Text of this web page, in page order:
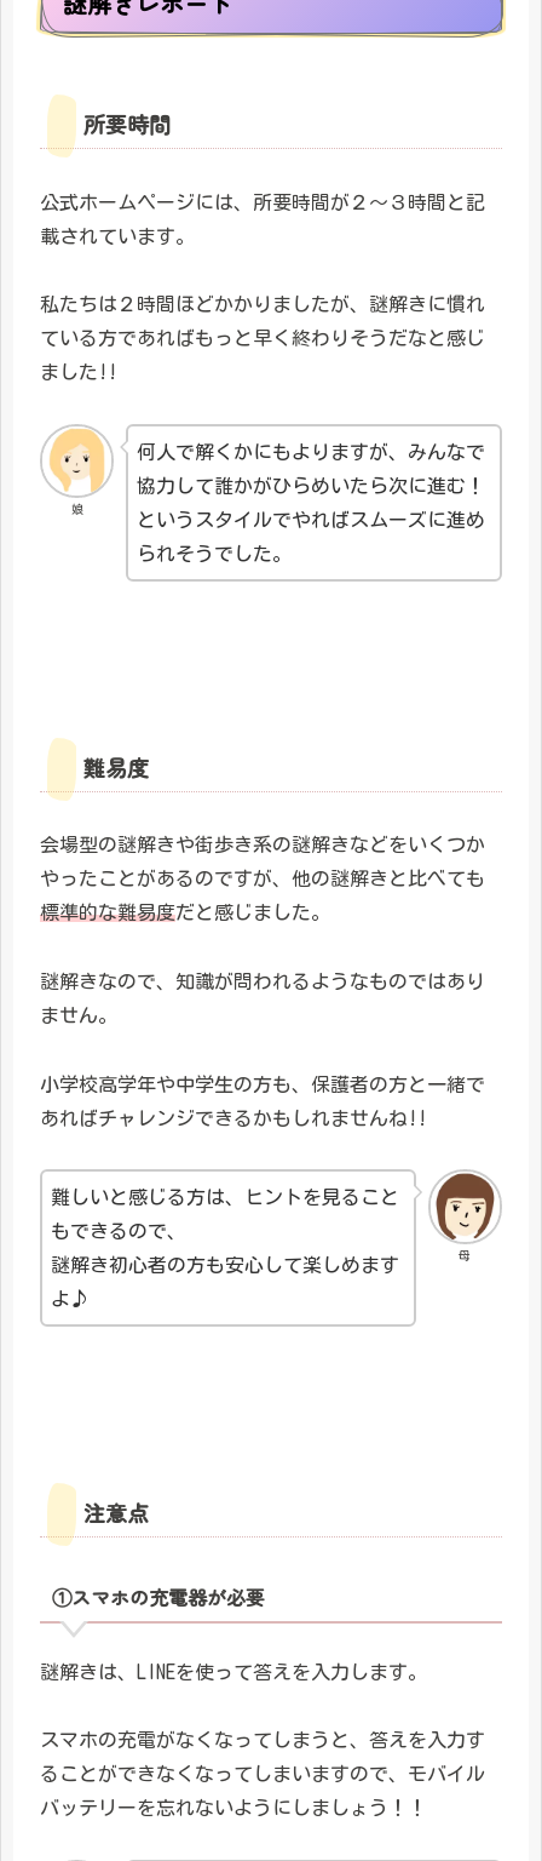
所要時間
公式ホームページには、所要時間が２～３時間と記
載されています。
私たちは２時間ほどかかりましたが、謎解きに慣れ
ている方であればもっと早く終わりそうだなと感じ
ました!!
娘
何人で解くかにもよりますが、みんなで
協力して誰かがひらめいたら次に進む！
というスタイルでやればスムーズに進め
られそうでした。
難易度
会場型の謎解きや街歩き系の謎解きなどをいくつか
やったことがあるのですが、他の謎解きと比べても
標準的な難易度だと感じました。
謎解きなので、知識が問われるようなものではあり
ません。
小学校高学年や中学生の方も、保護者の方と一緒で
あればチャレンジできるかもしれませんね!!
母
難しいと感じる方は、ヒントを見ること
もできるので、
謎解き初心者の方も安心して楽しめます
よ♪
注意点
①スマホの充電器が必要
謎解きは、LINEを使って答えを入力します。
スマホの充電がなくなってしまうと、答えを入力す
ることができなくなってしまいますので、モバイル
バッテリーを忘れないようにしましょう！！